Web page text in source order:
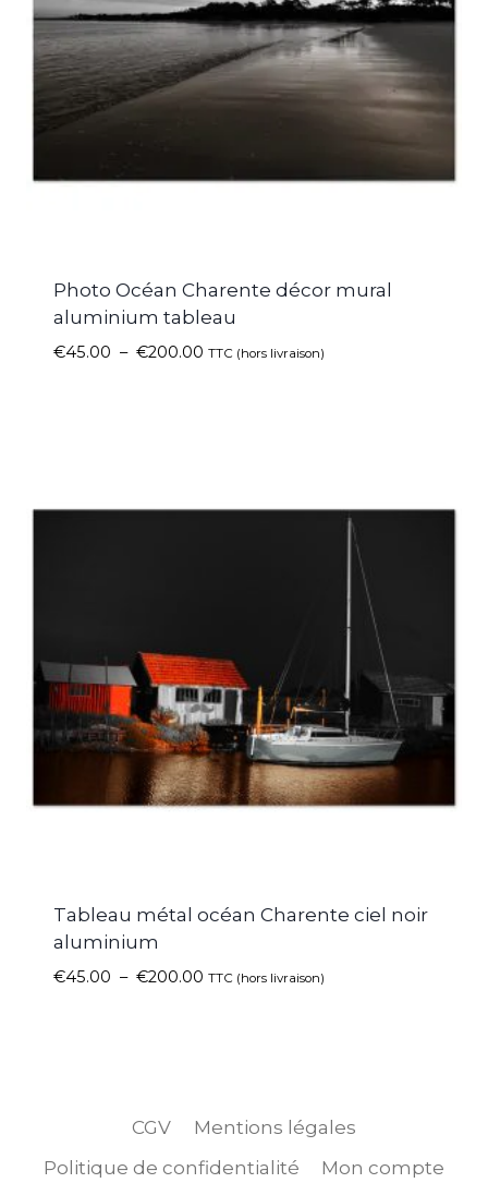
Photo Océan Charente décor mural
aluminium tableau
€45.00 – €200.00 TTC (hors livraison)
Tableau métal océan Charente ciel noir
aluminium
€45.00 – €200.00 TTC (hors livraison)
CGV
Mentions légales
Politique de confidentialité
Mon compte